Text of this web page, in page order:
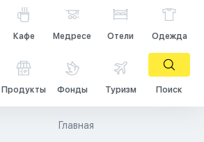
Кафе Медресе Отели Одежда
Продукты Фонды Туризм Поиск
Главная